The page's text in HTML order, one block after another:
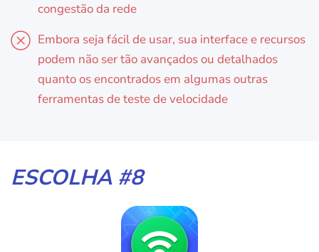
congestão da rede
Embora seja fácil de usar, sua interface e recursos
podem não ser tão avançados ou detalhados
quanto os encontrados em algumas outras
ferramentas de teste de velocidade
ESCOLHA #8